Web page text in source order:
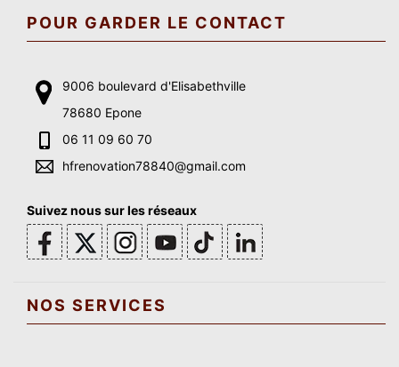
POUR GARDER LE CONTACT
9006 boulevard d'Elisabethville
78680 Epone
06 11 09 60 70
hfrenovation78840@gmail.com
Suivez nous sur les réseaux
NOS SERVICES